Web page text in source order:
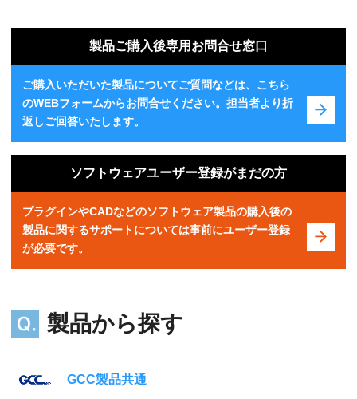
製品ご購入後専用お問合せ窓口
ご購入いただいた製品についてご質問などは、こちら
のWEBフォームからお問合せください。担当者より折
返しご回答いたします。
ソフトウェアユーザー登録がまだの方
プラグインやCADなどのソフトウェア製品の購入後の
製品に関するサポートについては事前にユーザー登録
が必要です。
製品から探す
GCC製品共通